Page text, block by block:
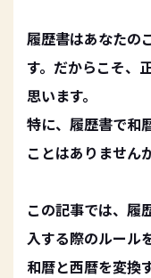
履歴書はあなたの
す。だからこそ、
思います。
特に、履歴書で和
ことはありません
この記事では、履
入する際のルール
和暦と西暦を変換